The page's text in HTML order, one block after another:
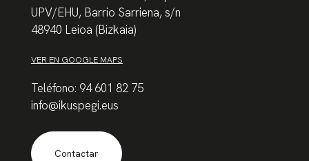
UPV/EHU, Barrio Sarriena, s/n
48940 Leioa (Bizkaia)
VER EN GOOGLE MAPS
Teléfono: 94 601 82 75
info@ikuspegi.eus
Contactar